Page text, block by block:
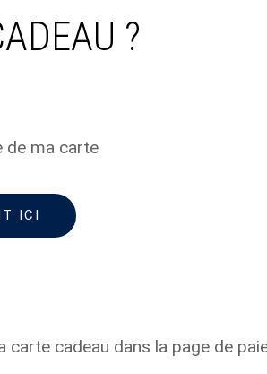
?
de ma carte
ICI
carte cadeau dans la page de